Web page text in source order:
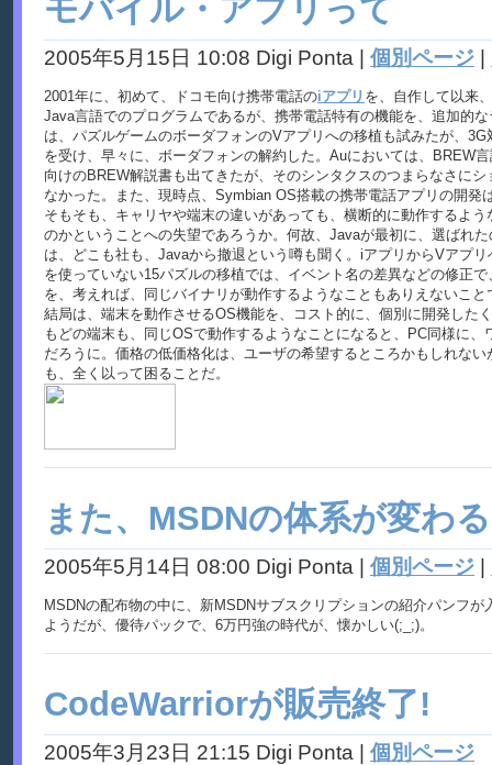
モバイル・アプリって
2005年5月15日 10:08 Digi Ponta | 個別ページ |
2001年に、初めて、ドコモ向け携帯電話のiアプリ を、自作して以来
Java言語でのプログラムであるが、携帯電話特有の機能を、追加的
は、パズルゲームのボーダフォンのVアプリへの移植も試みたが、
を受け、早々に、ボーダフォンの解約した。Auにおいては、BREW
向けのBREW解説書も出てきたが、そのシンタクスのつまらなさに
なかった。また、現時点、Symbian OS搭載の携帯電話アプリの開発
そもそも、キャリヤや端末の違いがあっても、横断的に動作するよ
のかということへの失望であろうか。何故、Javaが最初に、選ばれ
は、どこも社も、Javaから撤退という噂も聞く。iアプリからVアプ
を使っていない15パズルの移植では、イベント名の差異などの修正
を、考えれば、同じバイナリが動作するようなこともありえないこと
結局は、端末を動作させるOS機能を、コスト的に、個別に開発した
もどの端末も、同じOSで動作するようなことになると、PC同様に
だろうに。価格の低価格化は、ユーザの希望するところかもしれな
も、全く以って困ることだ。
また、MSDNの体系が変わ
2005年5月14日 08:00 Digi Ponta | 個別ページ |
MSDNの配布物の中に、新MSDNサブスクリプションの紹介パンフ
ようだが、優待パックで、6万円強の時代が、懐かしい(;_;)。
CodeWarriorが販売終了!
2005年3月23日 21:15 Digi Ponta | 個別ページ